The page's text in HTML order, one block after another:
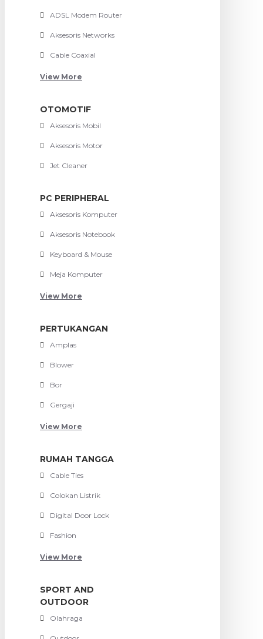
ADSL Modem Router
Aksesoris Networks
Cable Coaxial
View More
OTOMOTIF
Aksesoris Mobil
Aksesoris Motor
Jet Cleaner
PC PERIPHERAL
Aksesoris Komputer
Aksesoris Notebook
Keyboard & Mouse
Meja Komputer
View More
PERTUKANGAN
Amplas
Blower
Bor
Gergaji
View More
RUMAH TANGGA
Cable Ties
Colokan Listrik
Digital Door Lock
Fashion
View More
SPORT AND
OUTDOOR
Olahraga